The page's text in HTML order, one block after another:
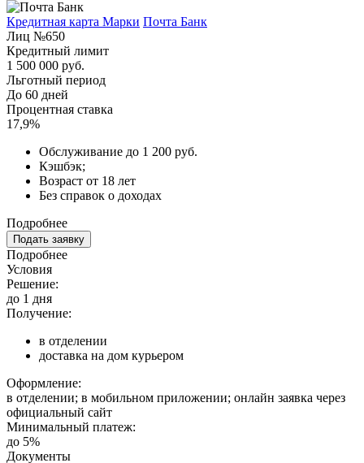
Кредитная карта Марки Почта Банк
Лиц №650
Кредитный лимит
1 500 000 руб.
Льготный период
До 60 дней
Процентная ставка
17,9%
Обслуживание до 1 200 руб.
Кэшбэк;
Возраст от 18 лет
Без справок о доходах
Подробнее
Подать заявку
Подробнее
Условия
Решение:
до 1 дня
Получение:
в отделении
доставка на дом курьером
Оформление:
в отделении; в мобильном приложении; онлайн заявка через
официальный сайт
Минимальный платеж:
до 5%
Документы